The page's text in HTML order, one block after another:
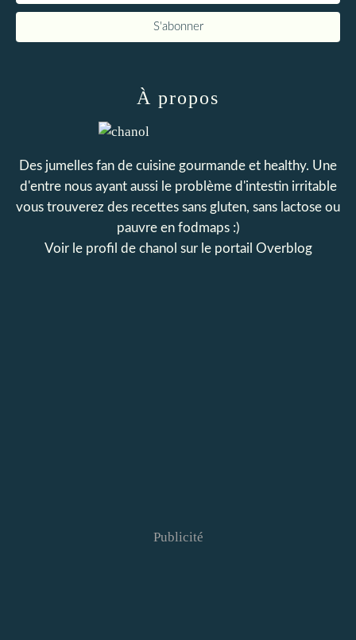
À propos
Des jumelles fan de cuisine gourmande et healthy. Une
d'entre nous ayant aussi le problème d'intestin irritable
vous trouverez des recettes sans gluten, sans lactose ou
pauvre en fodmaps :)
Voir le profil de chanol sur le portail Overblog
Publicité